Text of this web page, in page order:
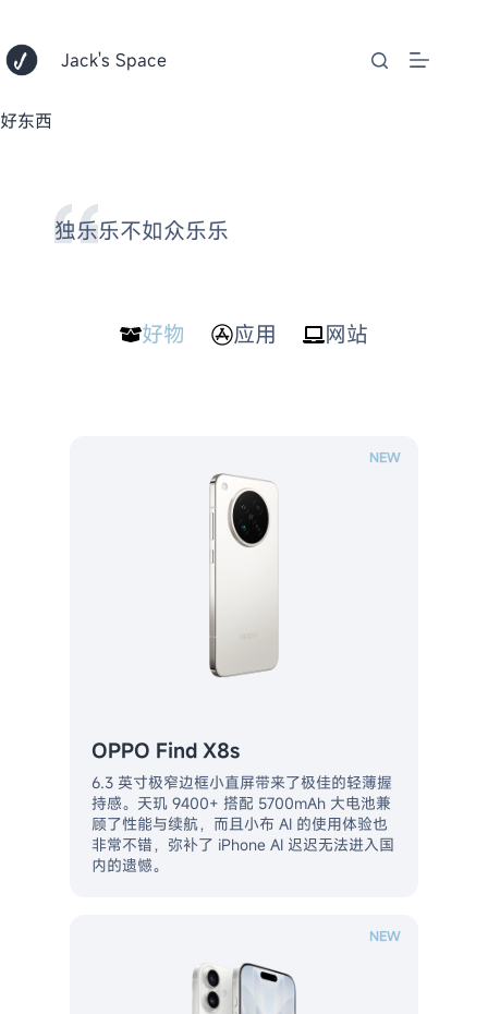
内
Jack's Space
好东西
独乐乐不如众乐乐
好物 应用 网站
NEW
OPPO Find X8s
6.3 英寸极窄边框小直屏带来了极佳的轻薄握
持感。天玑 9400+ 搭配 5700mAh 大电池兼
顾了性能与续航，而且小布 AI 的使用体验也
非常不错，弥补了 iPhone AI 迟迟无法进入国
内的遗憾。
NEW